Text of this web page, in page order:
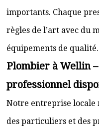
importants. Chaque
règles de l’art avec du
équipements de qualité.
Plombier à Wellin
professionnel
Notre entreprise locale
des particuliers et des